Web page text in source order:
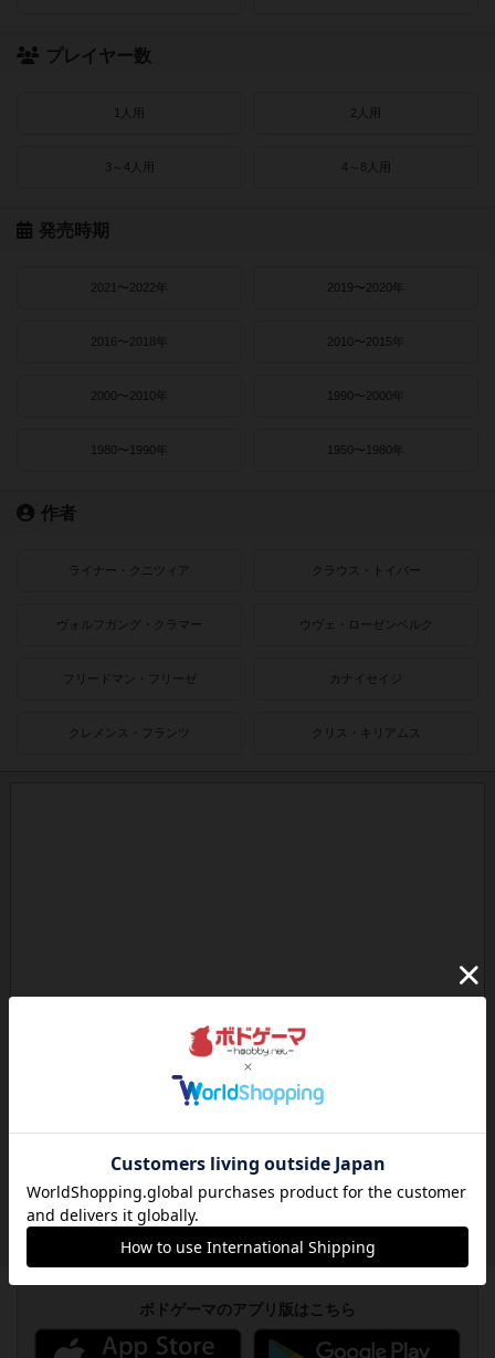
プレイヤー数
1人用 2人用
3～4人用 4～8人用
発売時期
2021〜2022年 2019〜2020年
2016〜2018年 2010〜2015年
2000〜2010年 1990〜2000年
1980〜1990年 1950〜1980年
作者
ライナー・クニツィア クラウス・トイバー
ヴォルフガング・クラマー ウヴェ・ローゼンベルク
フリードマン・フリーゼ カナイセイジ
クレメンス・フランツ クリス・キリアムス
ボドゲーマのアプリ版はこちら